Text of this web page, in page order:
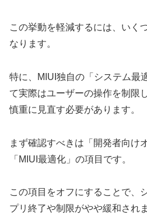
この挙動を軽減するには、いく
なります。
特に、MIUI独自の「システム最
て実際はユーザーの操作を制限
慎重に見直す必要があります。
まず確認すべきは「開発者向け
「MIUI最適化」の項目です。
この項目をオフにすることで、
プリ終了や制限がやや緩和されま